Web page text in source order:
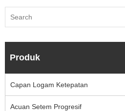
Produk
Capan Logam Ketepatan
Acuan Setem Progresif